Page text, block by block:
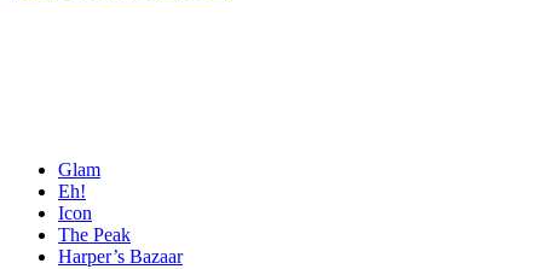
Glam
Eh!
Icon
The Peak
Harper’s Bazaar